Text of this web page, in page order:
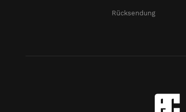
Rücksendung